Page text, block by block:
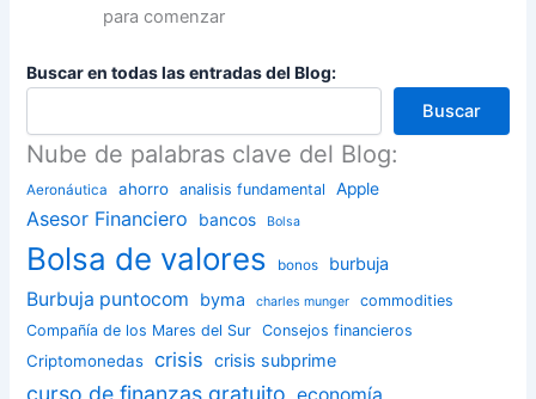
para comenzar
Buscar en todas las entradas del Blog:
Buscar
Nube de palabras clave del Blog:
Aeronáutica ahorro analisis fundamental Apple
Asesor Financiero bancos Bolsa
Bolsa de valores bonos burbuja
Burbuja puntocom byma charles munger
commodities
Compañía de los Mares del Sur
Consejos financieros
Criptomonedas crisis crisis subprime
curso de finanzas gratuito